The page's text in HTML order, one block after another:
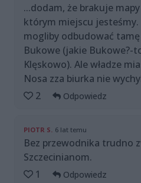
...dodam, że brakuje
którym miejscu
mogliby odbudować
Bukowe (jakie Bukowe?-
Klęskowo). Ale władze
Nosa zza biurka nie
2
Odpowiedz
PIOTR S. 6 lat temu
Bez przewodnika trudno
Szczecinianom.
1
Odpowiedz